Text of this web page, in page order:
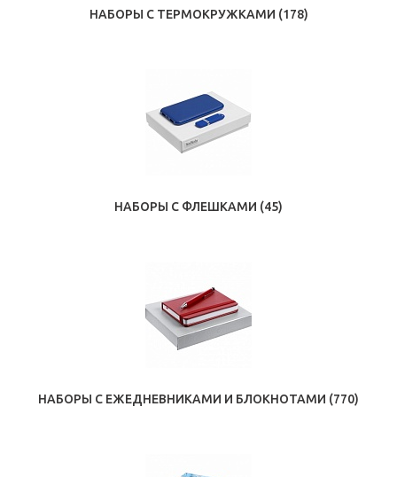
НАБОРЫ С ТЕРМОКРУЖКАМИ (178)
НАБОРЫ С ФЛЕШКАМИ (45)
НАБОРЫ С ЕЖЕДНЕВНИКАМИ И БЛОКНОТАМИ (770)